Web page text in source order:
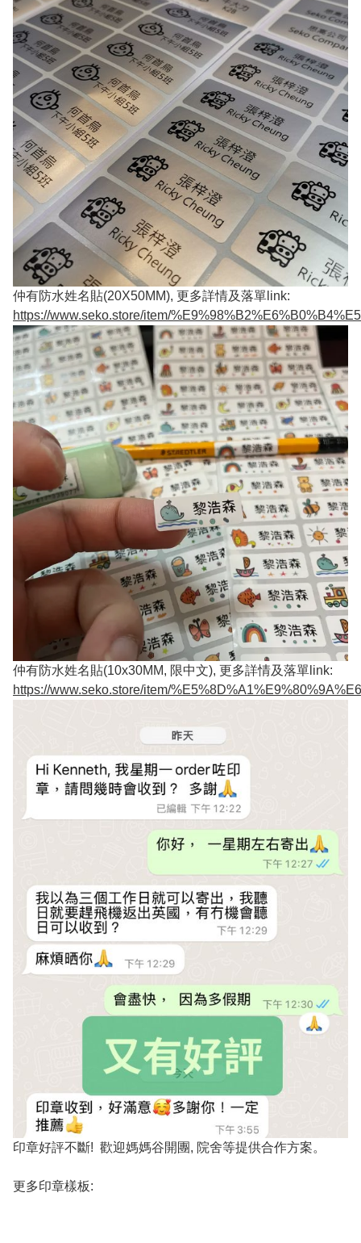
仲有防水姓名貼(20X50MM), 更多詳情及落單link:
https://www.seko.store/item/
仲有防水姓名貼(10x30MM, 限中文), 更多詳情及落單link:
https://www.seko.store/item/
印章好評不斷! 歡迎媽媽谷開團, 院舍等提供合作方案。
更多印章樣板: